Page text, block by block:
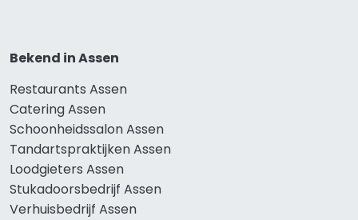
Bekend in Assen
Restaurants Assen
Catering Assen
Schoonheidssalon Assen
Tandartspraktijken Assen
Loodgieters Assen
Stukadoorsbedrijf Assen
Verhuisbedrijf Assen